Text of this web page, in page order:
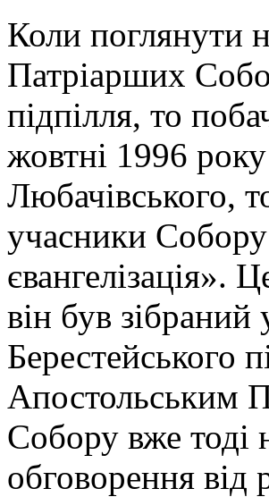
Коли поглянути
Патріарших
підпілля, то
жовтні 1996
Любачівського,
учасники
він був зібраний
Берестейського
Апостольським
Собору вже тоді
обговорення від